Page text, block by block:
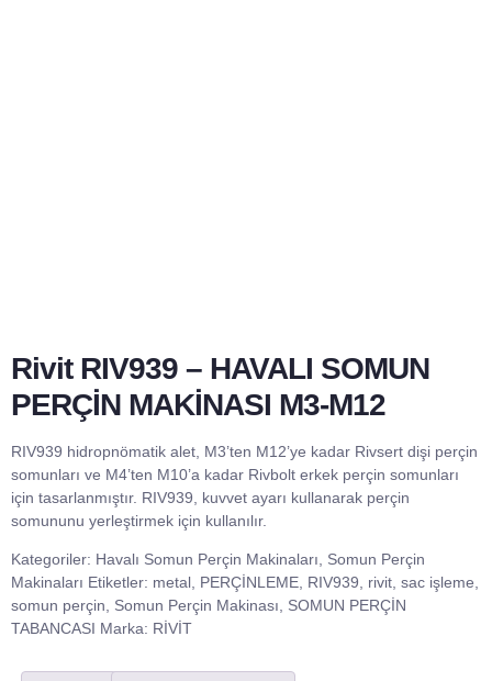
Rivit RIV939 – HAVALI SOMUN
PERÇİN MAKİNASI M3-M12
RIV939 hidropnömatik alet, M3’ten M12’ye kadar Rivsert dişi perçin
somunları ve M4’ten M10’a kadar Rivbolt erkek perçin somunları
için tasarlanmıştır. RIV939, kuvvet ayarı kullanarak perçin
somununu yerleştirmek için kullanılır.
Kategoriler: Havalı Somun Perçin Makinaları, Somun Perçin
Makinaları Etiketler: metal, PERÇİNLEME, RIV939, rivit, sac işleme,
somun perçin, Somun Perçin Makinası, SOMUN PERÇİN
TABANCASI Marka: RİVİT